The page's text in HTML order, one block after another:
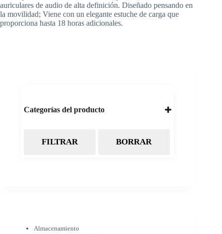
auriculares de audio de alta definición. Diseñado pensando en
la movilidad; Viene con un elegante estuche de carga que
proporciona hasta 18 horas adicionales.
Categorías del producto
Almacenamiento
Cámaras
FILTRAR BORRAR
Almacenamiento